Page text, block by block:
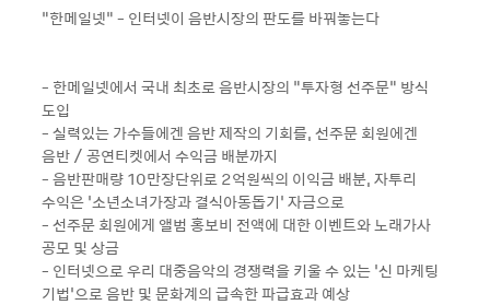
“한메일넷” - 인터넷이 음반시장의 판도를 바꿔놓는다
- 한메일넷에서 국내 최초로 음반시장의 “투자형 선주문” 방식
도입
- 실력있는 가수들에겐 음반 제작의 기회를, 선주문 회원에겐
음반 / 공연티켓에서 수익금 배분까지
- 음반판매량 10만장단위로 2억원씩의 이익금 배분, 자투리
수익은 ‘소년소녀가장과 결식아동돕기’ 자금으로
- 선주문 회원에게 앨범 홍보비 전액에 대한 이벤트와 노래가사
공모 및 상금
- 인터넷으로 우리 대중음악의 경쟁력을 키울 수 있는 ‘신 마케팅
기법’으로 음반 및 문화계의 급속한 파급효과 예상